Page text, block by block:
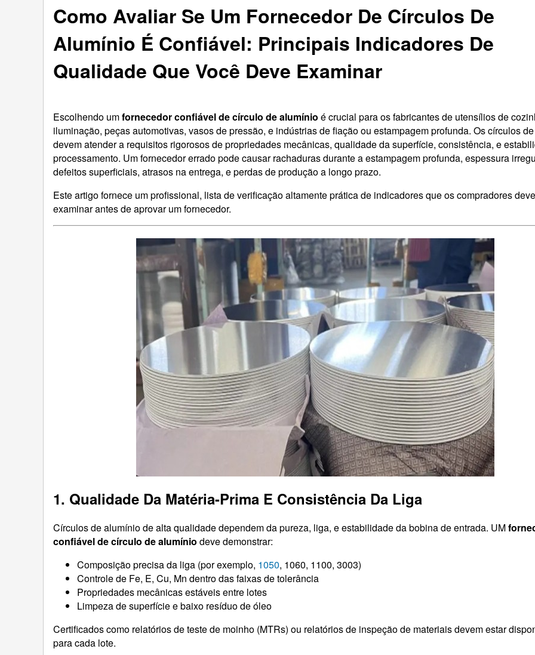
Como Avaliar Se Um Fornecedor De Círculos De
Alumínio É Confiável: Principais Indicadores De
Qualidade Que Você Deve Examinar
Escolhendo umfornecedor confiável de círculo de alumínio é crucial para os fabricantes de utensílios de
iluminação, peças automotivas, vasos de pressão, e indústrias de fiação ou estampagem profunda. Os círculos
devem atender a requisitos rigorosos de propriedades mecânicas, qualidade da superfície, consistência, e
processamento. Um fornecedor errado pode causar rachaduras durante a estampagem profunda, espessura
defeitos superficiais, atrasos na entrega, e perdas de produção a longo prazo.
Este artigo fornece um profissional, lista de verificação altamente prática de indicadores que os compradores
examinar antes de aprovar um fornecedor.
1. Qualidade Da Matéria-Prima E Consistência Da Liga
Círculos de alumínio de alta qualidade dependem da pureza, liga, e estabilidade da bobina de entrada. UM
confiável de círculo de alumínio deve demonstrar:
Composição precisa da liga (por exemplo, 1050, 1060, 1100, 3003)
Controle de Fe, E, Cu, Mn dentro das faixas de tolerância
Propriedades mecânicas estáveis ​​entre lotes
Limpeza de superfície e baixo resíduo de óleo
Certificados como relatórios de teste de moinho (MTRs) ou relatórios de inspeção de materiais devem estar
para cada lote.